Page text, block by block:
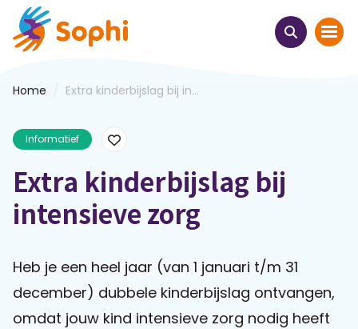
Thema's
Uit het hart
Leren & ontmoeten
Webinars
E-learnings
Home Extra kinderbijslag bij in...
Informatief
Extra kinderbijslag bij
intensieve zorg
Heb je een heel jaar (van 1 januari t/m 31
december) dubbele kinderbijslag ontvangen,
omdat jouw kind intensieve zorg nodig heeft